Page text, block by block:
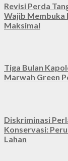
Revisi Perda
Wajib Membuka
Maksimal
Tiga Bulan
Marwah Green
Diskriminasi
Konservasi:
Lahan